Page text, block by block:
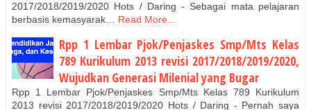
2017/2018/2019/2020 Hots / Daring - Sebagai mata pelajaran
berbasis kemasyarak…
Read More...
Rpp 1 Lembar Pjok/Penjaskes Smp/Mts Kelas
789 Kurikulum 2013 revisi 2017/2018/2019/2020,
Wujudkan Generasi Milenial yang Bugar
Rpp 1 Lembar Pjok/Penjaskes Smp/Mts Kelas 789 Kurikulum
2013 revisi 2017/2018/2019/2020 Hots / Daring - Pernah saya